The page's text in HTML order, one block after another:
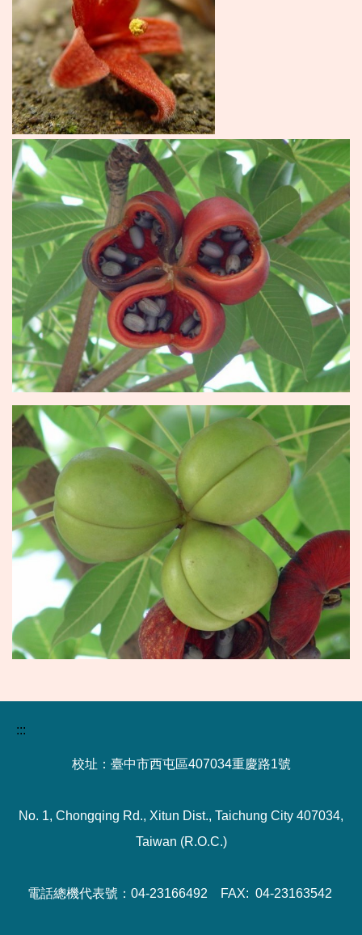
:::
校址：臺中市西屯區407034重慶路1號
No. 1, Chongqing Rd., Xitun Dist., Taichung City 407034,
Taiwan (R.O.C.)
電話總機代表號：04-23166492 FAX: 04-23163542